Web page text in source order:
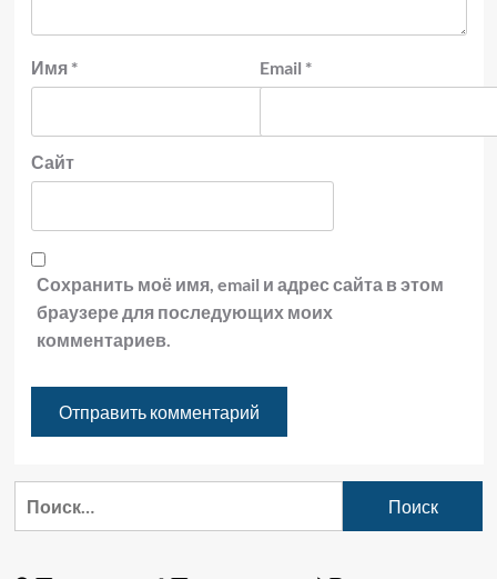
Имя * Email *
Сайт
Сохранить моё имя, email и адрес сайта в этом
браузере для последующих моих
комментариев.